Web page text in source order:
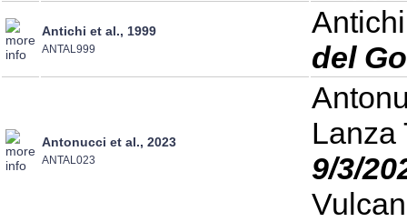
Antichi et al., 1999
ANTAL999
del
Antonucci et al., 2023
ANTAL023
Lanza
9/3/